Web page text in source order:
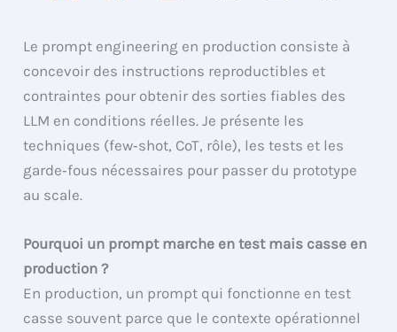
Le prompt engineering en production consiste à
concevoir des instructions reproductibles et
contraintes pour obtenir des sorties fiables des
LLM en conditions réelles. Je présente les
techniques (few‑shot, CoT, rôle), les tests et les
garde‑fous nécessaires pour passer du prototype
au scale.
Pourquoi un prompt marche en test mais casse en
production ?
En production, un prompt qui fonctionne en test
casse souvent parce que le contexte opérationnel